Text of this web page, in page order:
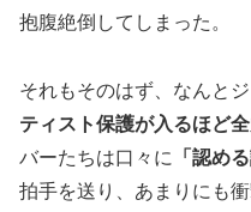
抱腹絶倒してしまった。
それもそのはず、なんとジ
ティスト保護が入るほど
バーたちは口々に
「認め
拍手を送り、あまりにも